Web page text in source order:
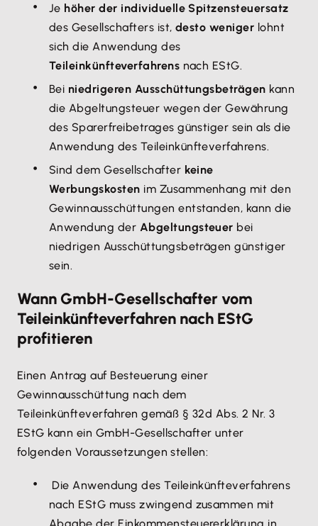
Je höher der individuelle Spitzensteuersatz
des Gesellschafters ist, desto weniger lohnt
sich die Anwendung des
Teileinkünfteverfahrens nach EStG.
Bei niedrigeren Ausschüttungsbeträgen kann
die Abgeltungsteuer wegen der Gewährung
des Sparerfreibetrages günstiger sein als die
Anwendung des Teileinkünfteverfahrens.
Sind dem Gesellschafter keine
Werbungskosten im Zusammenhang mit den
Gewinnausschüttungen entstanden, kann die
Anwendung der Abgeltungsteuer bei
niedrigen Ausschüttungsbeträgen günstiger
sein.
Wann GmbH-Gesellschafter vom
Teileinkünfteverfahren nach EStG
profitieren
Einen Antrag auf Besteuerung einer
Gewinnausschüttung nach dem
Teileinkünfteverfahren gemäß § 32d Abs. 2 Nr. 3
EStG kann ein GmbH-Gesellschafter unter
folgenden Voraussetzungen stellen:
Die Anwendung des Teileinkünfteverfahrens
nach EStG muss zwingend zusammen mit